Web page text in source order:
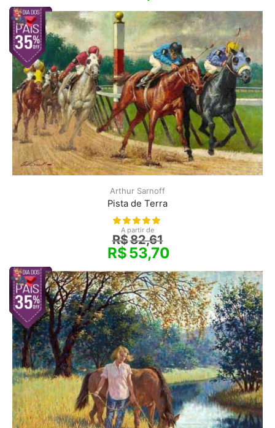
Arthur Sarnoff
Pista de Terra
A partir de
R$82,61
R$53,70